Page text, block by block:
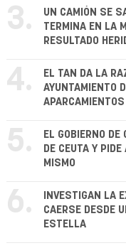
3.
UN CAMIÓN SE
TERMINA EN LA
RESULTADO
4.
EL TAN DA LA
AYUNTAMIENTO
5.
EL GOBIERNO
DE CEUTA Y
MISMO
6.
INVESTIGAN LA
CAERSE DESDE
ESTELLA